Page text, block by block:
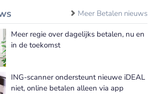
Meer Betalen nieuws
Meer regie over dagelijks betalen, nu en
in de toekomst
ING-scanner ondersteunt nieuwe iDEAL
niet, online betalen alleen via app